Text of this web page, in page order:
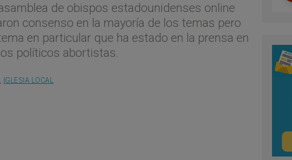
de obispos estadounidenses online
consenso en la mayoría de los temas pero
en particular que ha estado en la prensa en
políticos abortistas.
IGLESIA LOCAL